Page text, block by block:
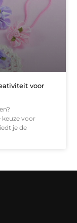
voor
keuze voor
je de